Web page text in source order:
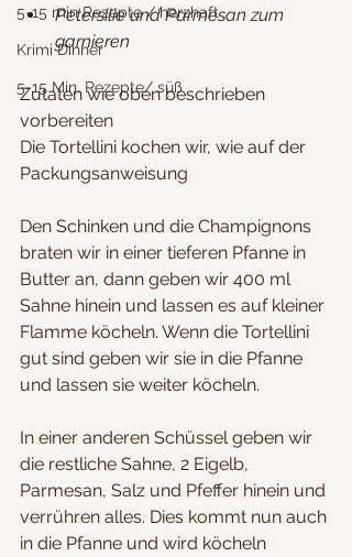
5-15 min Rezepte / herzhaft
Krimi Dinner
5-15 Min. Rezepte/ süß
Petersilie und Parmesan zum
garnieren
Zutaten wie oben beschrieben
vorbereiten
Die Tortellini kochen wir, wie auf der
Packungsanweisung
Den Schinken und die Champignons
braten wir in einer tieferen Pfanne in
Butter an, dann geben wir 400 ml
Sahne hinein und lassen es auf kleiner
Flamme köcheln. Wenn die Tortellini
gut sind geben wir sie in die Pfanne
und lassen sie weiter köcheln.
In einer anderen Schüssel geben wir
die restliche Sahne, 2 Eigelb,
Parmesan, Salz und Pfeffer hinein und
verrühren alles. Dies kommt nun auch
in die Pfanne und wird köcheln